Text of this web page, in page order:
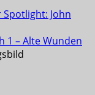
John
1 – Alte Wunden